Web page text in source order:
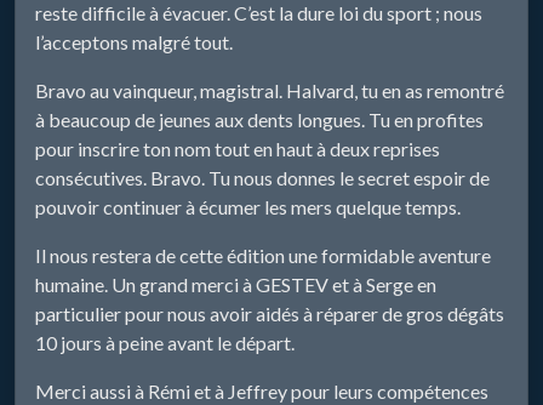
reste difficile à évacuer. C’est la dure loi du sport ; nous
l’acceptons malgré tout.
Bravo au vainqueur, magistral. Halvard, tu en as remontré
à beaucoup de jeunes aux dents longues. Tu en profites
pour inscrire ton nom tout en haut à deux reprises
consécutives. Bravo. Tu nous donnes le secret espoir de
pouvoir continuer à écumer les mers quelque temps.
Il nous restera de cette édition une formidable aventure
humaine. Un grand merci à GESTEV et à Serge en
particulier pour nous avoir aidés à réparer de gros dégâts
10 jours à peine avant le départ.
Merci aussi à Rémi et à Jeffrey pour leurs compétences